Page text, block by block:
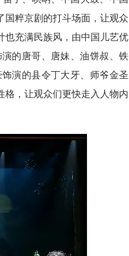
粹京剧的打斗场面，让观众
也充满民族风，由中国儿艺优
的唐哥、唐妹、油饼叔、铁
演的县令丁大牙、师爷金圣
，让观众们更快走入人物内